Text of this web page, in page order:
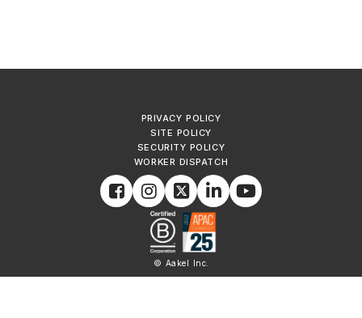
PRIVACY POLICY
SITE POLICY
SECURITY POLICY
WORKER DISPATCH
© Aakel Inc.